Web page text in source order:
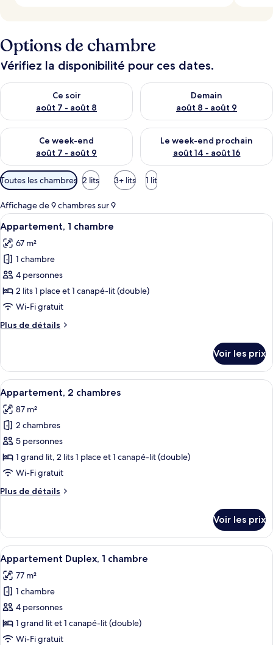
Options de chambre
Vérifiez la disponibilité pour ces dates.
Ce soir
août 7 - août 8
Vérifier la disponibilité pour ce soir août 7 - août 8
Demain
août 8 - août 9
Vérifier la disponibilité pour
Ce week-end
août 7 - août 9
Vérifier la disponibilité pour ce week-end août 7 - août 9
Le week-end prochain
août 14 - août 16
Vérifier la disponibilité pour
Filtres
disponibles
pour
les
chambres
Toutes les chambres 2 lits 3+ lits 1 lit
Affichage de 9 chambres sur 9
Afficher
toutes
les
photos
pour
ce
type
chambre :
chambre
Une chambre d’hôtel équipée d’un
8
Appartement, 1 chambre
67 m²
1 chambre
4 personnes
2 lits 1 place et 1 canapé-lit (double)
Wi-Fi gratuit
Plus de détails
Plus
le
type
de
chambre
Appartement,
Voir les prix
Afficher
toutes
les
photos
pour
ce
type
chambre :
chambres
Une chambre d’hôtel bien
6
Appartement, 2 chambres
87 m²
2 chambres
5 personnes
1 grand lit, 2 lits 1 place et 1 canapé-lit (double)
Wi-Fi gratuit
Plus de détails
Plus
le
type
de
chambre
Appartement,
2
Voir les prix
Afficher
toutes
les
photos
pour
ce
type
Une chambre d’hôtel bien
9
Appartement Duplex, 1 chambre
77 m²
1 chambre
4 personnes
1 grand lit et 1 canapé-lit (double)
Wi-Fi gratuit